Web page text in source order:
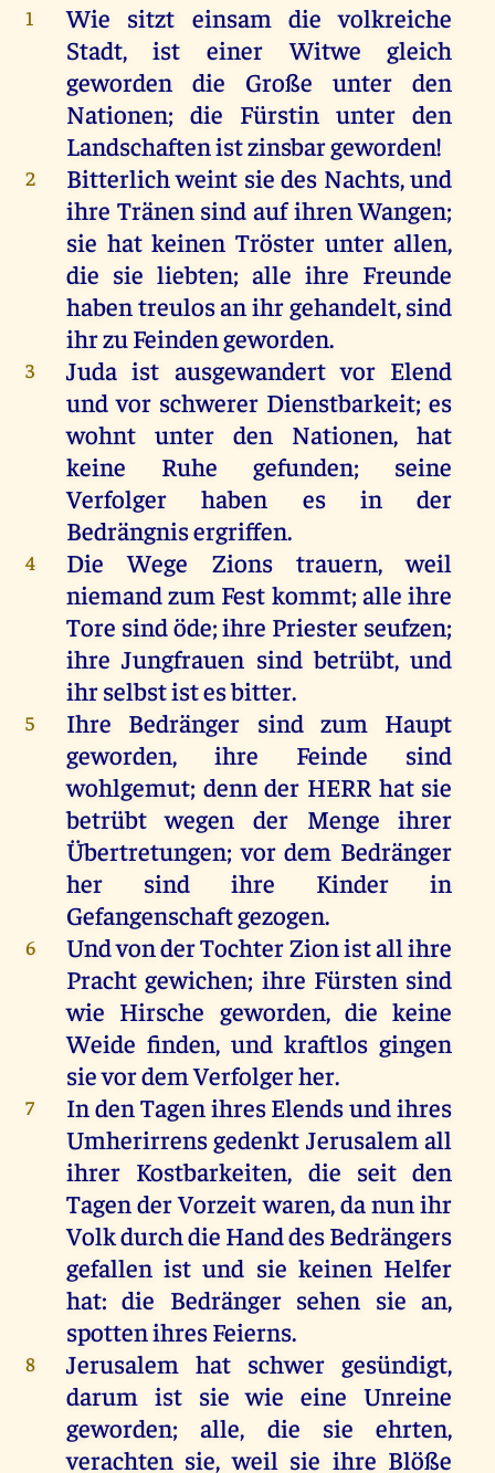
1 Wie sitzt einsam die volkreiche
Stadt,ist einer Witwe
gleich
geworden
die Große unter
den
Nationen; die Fürstin unter den
Landschaftenistzinsbargeworden!
2 Bitterlichweint sie des Nachts,und
ihre Tränen sind auf ihrenWangen;
sie hat keinen Tröster unter allen,
die sie liebten;alle ihre Freunde
habentreulosanihrgehandelt,sind
ihrzuFeindengeworden.
3 Juda ist ausgewandertvor Elend
und vor schwerer Dienstbarkeit;es
wohnt unter den Nationen,hat
keine
Ruhe gefunden; seine
Verfolger
haben es in
der
Bedrängnisergriffen.
4 Die Wege Zions trauern,weil
niemandzum Fest kommt; alle ihre
Tore sindöde;ihre Priester seufzen;
ihre Jungfrauen sind betrübt,und
ihrselbstistesbitter.
5 Ihre Bedränger sind zum Haupt
geworden, ihre Feinde
sind
wohlgemut; denn der HERR hat sie
betrübt wegen der Menge ihrer
Übertretungen;vor dem Bedränger
her
sind ihre Kinder
in
Gefangenschaftgezogen.
6 UndvonderTochterZionistallihre
Pracht gewichen; ihre Fürsten sind
wie Hirsche geworden, die keine
Weide finden, und kraftlosgingen
sievordemVerfolgerher.
7 IndenTagenihresElendsundihres
Umherirrensgedenkt Jerusalem all
ihrerKostbarkeiten, die seit den
TagenderVorzeitwaren,danunihr
Volkdurchdie HanddesBedrängers
gefallen ist und sie keinen Helfer
hat:die Bedränger sehen sie an,
spottenihresFeierns.
8 Jerusalem hat schwer gesündigt,
darum ist sie wie eine Unreine
geworden;alle, die sie ehrten,
verachten sie,weil sie ihre Blöße